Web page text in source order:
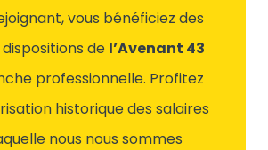
vous bénéficiez des
de l’Avenant 43
professionnelle. Profitez
historique des salaires
nous nous sommes